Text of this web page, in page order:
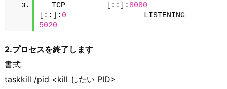
  TCP
:: : 8080
:: : 0
5020
2.プロセスを終了します
書式
taskkill /pid <kill したい PID>